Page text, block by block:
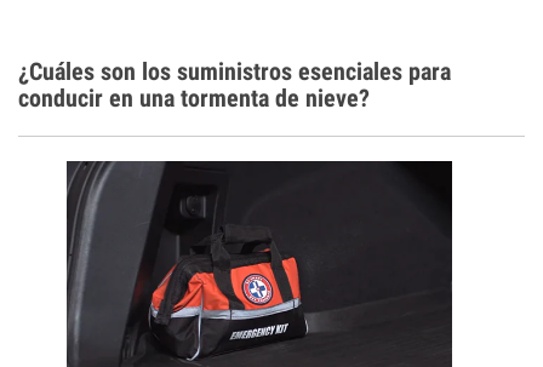
¿Cuáles son los suministros esenciales para
conducir en una tormenta de nieve?